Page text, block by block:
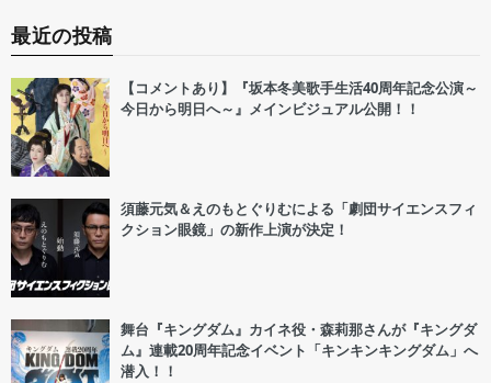
最近の投稿
【コメントあり】『坂本冬美歌手生活40周年記念公演～
今日から明日へ～』メインビジュアル公開！！
須藤元気＆えのもとぐりむによる「劇団サイエンスフィ
クション眼鏡」の新作上演が決定！
舞台『キングダム』カイネ役・森莉那さんが『キングダ
ム』連載20周年記念イベント「キンキンキングダム」へ
潜入！！